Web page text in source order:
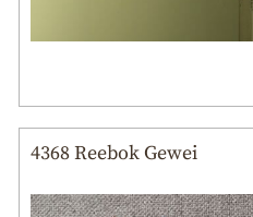
4368 Reebok Gewei